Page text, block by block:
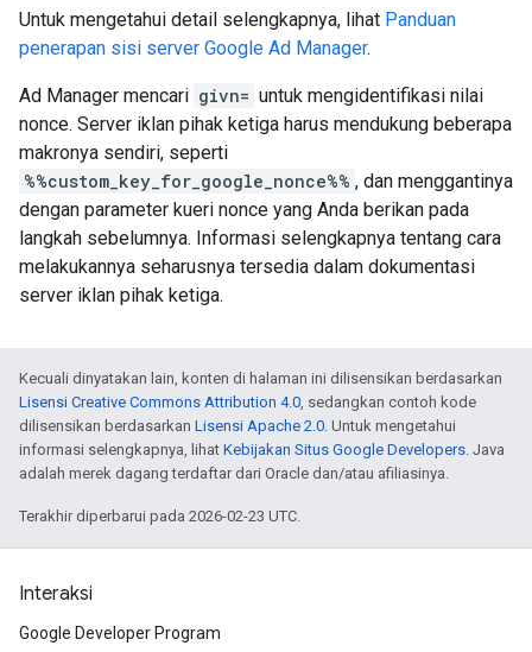
Untuk mengetahui detail selengkapnya, lihat Panduan
penerapan sisi server Google Ad Manager.
Ad Manager mencari givn= untuk mengidentifikasi nilai
nonce. Server iklan pihak ketiga harus mendukung beberapa
makronya sendiri, seperti
%%custom_key_for_google_nonce%% , dan menggantinya
dengan parameter kueri nonce yang Anda berikan pada
langkah sebelumnya. Informasi selengkapnya tentang cara
melakukannya seharusnya tersedia dalam dokumentasi
server iklan pihak ketiga.
Kecuali dinyatakan lain, konten di halaman ini dilisensikan berdasarkan
Lisensi Creative Commons Attribution 4.0, sedangkan contoh kode
dilisensikan berdasarkan Lisensi Apache 2.0. Untuk mengetahui
informasi selengkapnya, lihat Kebijakan Situs Google Developers. Java
adalah merek dagang terdaftar dari Oracle dan/atau afiliasinya.
Terakhir diperbarui pada 2026-02-23 UTC.
Interaksi
Google Developer Program